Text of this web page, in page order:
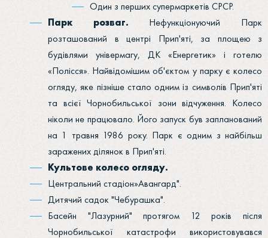
Один з перших супермаркетів СРСР.
Парк розваг. Нефункціонуючий Парк
розташований в центрі Прип'яті, за площею з
будівлями універмагу, ДК «Енергетик» і готелю
«Полісся». Найвідомішим об'єктом у парку є колесо
огляду, яке пізніше стало одним із символів Прип'яті
та всієї Чорнобильської зони відчуження. Колесо
ніколи не працювало. Його запуск був запланований
на 1 травня 1986 року. Парк є одним з найбільш
заражених ділянок в Прип'яті.
Культове колесо огляду.
Центральний стадіон»Авангард".
Дитячий садок "Чебурашка".
Басейн "Лазурний" протягом 12 років після
Чорнобильської катастрофи використовувався